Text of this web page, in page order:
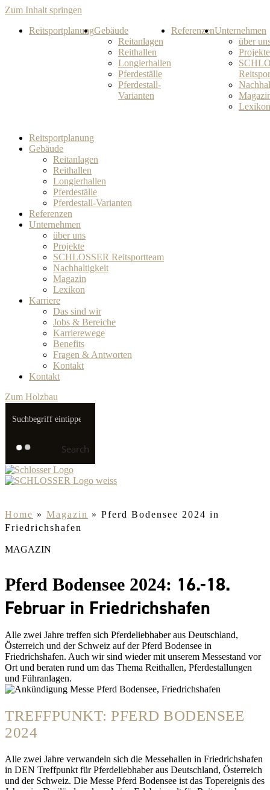
Zum Inhalt springen
ReitsportplanungGebäude
Reitanlagen
Reithallen
Longierhallen
Pferdeställe
Pferdestall-
Varianten
ReferenzenUnternehmen
über
Projekte
Lexikon
Reitsportplanung
Gebäude
Reitanlagen
Reithallen
Longierhallen
Pferdeställe
Pferdestall-Varianten
Referenzen
Unternehmen
über uns
Projekte
SCHLOSSER Reitsportteam
Nachhaltigkeit
Magazin
Lexikon
Karriere
Das sind wir
Jobs & Bereiche
Karrierewege
Benefits
Fragen & Antworten
Kontakt
Kontakt
Zum Holzbau
Search
Home » Magazin » Pferd Bodensee 2024 in
Friedrichshafen
MAGAZIN
Pferd Bodensee 2024: 16.-18.
Februar in Friedrichshafen
Alle zwei Jahre treffen sich Pferdeliebhaber aus Deutschland,
Österreich und der Schweiz auf der Pferd Bodensee in
Friedrichshafen. Auch wir sind wieder mit unserem Messestand vor
Ort und beraten rund um das Thema Reithallen, Pferdestallungen
und Führanlagen.
TREFFPUNKT: PFERD BODENSEE
2024
Alle zwei Jahre verwandeln sich die Messehallen in Friedrichshafen
in DEN Treffpunkt für Pferdeliebhaber aus Deutschland, Österreich
und der Schweiz. Die Messe Pferd Bodensee ist das Topereignis des